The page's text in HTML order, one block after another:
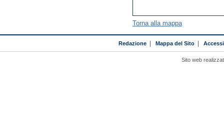
Torna alla mappa
Redazione| Mappa del Sito|
Sito web